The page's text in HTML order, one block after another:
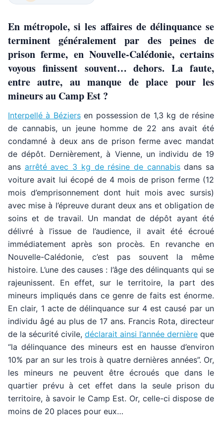
En métropole, si les affaires de délinquance se
terminent généralement par des peines de
prison ferme, en Nouvelle-Calédonie, certains
voyous finissent souvent… dehors. La faute,
entre autre, au manque de place pour les
mineurs au Camp Est ?
Interpellé à Béziersen possession de 1,3 kg de résine
de cannabis, un jeune homme de 22 ans avait été
condamné à deux ans de prison ferme avec mandat
de dépôt. Dernièrement, à Vienne, un individu de 19
ans arrêté avec 3 kg de résine de cannabisdans sa
voiture avait lui écopé de 4 mois de prison ferme (12
mois d’emprisonnement dont huit mois avec sursis)
avec mise à l’épreuve durant deux ans et obligation de
soins et de travail. Un mandat de dépôt ayant été
délivré à l’issue de l’audience, il avait été écroué
immédiatement après son procès. En revanche en
Nouvelle-Calédonie, c’est pas souvent la même
histoire. L’une des causes : l’âge des délinquants qui se
rajeunissent. En effet, sur le territoire, la part des
mineurs impliqués dans ce genre de faits est énorme.
En clair, 1 acte de délinquance sur 4 est causé par un
individu âgé au plus de 17 ans. Francis Rota, directeur
de la sécurité civile, déclarait ainsi l’année dernière que
“la délinquance des mineurs est en hausse d’environ
10% par an sur les trois à quatre dernières années”. Or,
les mineurs ne peuvent être écroués que dans le
quartier prévu à cet effet dans la seule prison du
territoire, à savoir le Camp Est. Or, celle-ci dispose de
moins de 20 places pour eux…